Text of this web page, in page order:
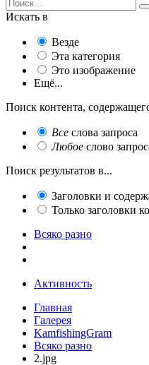
Искать в
Везде
Эта категория
Это изображение
Ещё...
Поиск контента,
Все слова запроса
Любое слово
Поиск результатов в...
Заголовки и
Только заголовки
Всяко разно
Активность
Главная
Галерея
KamfishingGram
Всяко разно
2.jpg